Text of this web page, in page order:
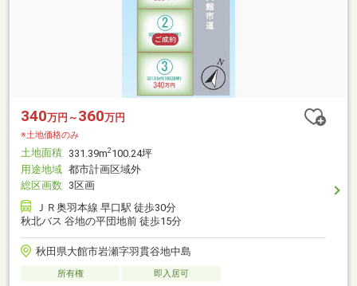
340万円～ 360万円
※土地価格のみ
土地面積 331.39m2 100.24坪
用途地域 都市計画区域外
総区画数 3区画
ＪＲ奥羽本線 早口駅 徒歩30分
秋北バス 谷地の平団地前 徒歩15分
秋田県大館市岩瀬字羽貫谷地中島
所有権 即入居可